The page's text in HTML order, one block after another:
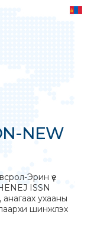
NEW
Эрин үе
ISSN
ухааны
шинжлэх